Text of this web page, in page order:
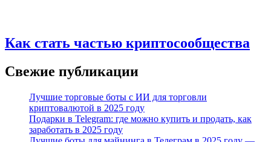
Как стать частью криптосообщества
Свежие публикации
Лучшие торговые боты с ИИ для торговли
криптовалютой в 2025 году
Подарки в Telegram: где можно купить и продать, как
заработать в 2025 году